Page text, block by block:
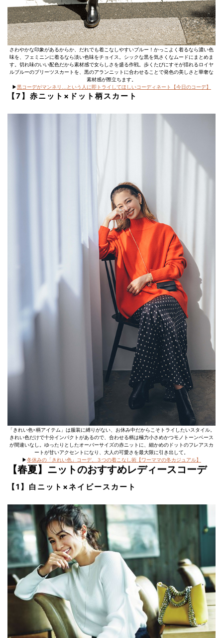
さわやかな印象があるからか、だれでも着こなしやすいブルー！かっこよく着るなら濃い色
味を、フェミニンに着るなら淡い色味をチョイス。シックな黒を気さくなムードにまとめま
す。切れ味のいい配色だから素材感で女らしさを盛る作戦。歩くたびにすそが揺れるロイヤ
ルブルーのプリーツスカートを、黒のアランニットに合わせることで発色の美しさと華奢な
素材感が際立ちます。
▶︎黒コーデがマンネリ…という人に即トライしてほしいコーディネート【今日のコーデ】
【7】赤ニット×ドット柄スカート
「きれい色×柄アイテム」は服装に縛りがない、お休み中だからこそトライしたいスタイル。
きれい色だけで十分インパクトがあるので、合わせる柄は極力小さめかつモノトーンベース
が間違いなし。ゆったりとしたオーバーサイズの赤ニットに、細かめのドットのフレアスカ
ートが甘いアクセントになり、大人の可愛さを最大限に引き出して。
▶︎冬休みの「きれい色」コーデ、３つの着こなし術【ワーママの冬カジュアル】
【春夏】ニットのおすすめレディースコーデ
【1】白ニット×ネイビースカート